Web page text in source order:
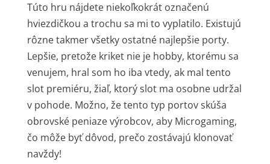
Túto hru nájdete niekoľkokrát označenú
hviezdičkou a trochu sa mi to vyplatilo. Existujú
rôzne takmer všetky ostatné najlepšie porty.
Lepšie, pretože kriket nie je hobby, ktorému sa
venujem, hral som ho iba vtedy, ak mal tento
slot premiéru, žiaľ, ktorý slot ma osobne udržal
v pohode. Možno, že tento typ portov skúša
obrovské peniaze výrobcov, aby Microgaming,
čo môže byť dôvod, prečo zostávajú klonovať
navždy!